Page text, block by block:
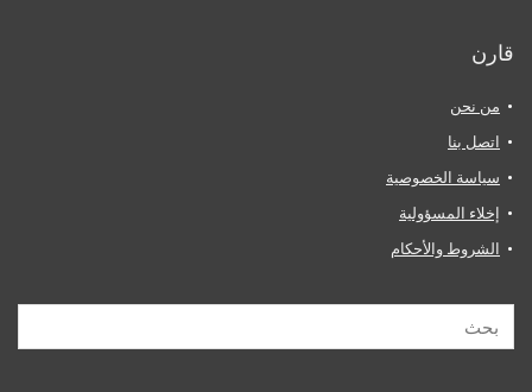
قارن
من نحن
اتصل بنا
سياسة الخصوصية
إخلاء المسؤولية
الشروط والأحكام